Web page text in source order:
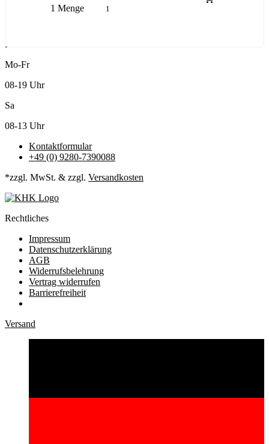
1 Menge
Kundenservice
Mo-Fr
08-19 Uhr
Sa
08-13 Uhr
Kontaktformular
+49 (0) 9280-7390088
*zzgl. MwSt. & zzgl. Versandkosten
Rechtliches
Impressum
Datenschutzerklärung
AGB
Widerrufsbelehrung
Vertrag widerrufen
Barrierefreiheit
Versand